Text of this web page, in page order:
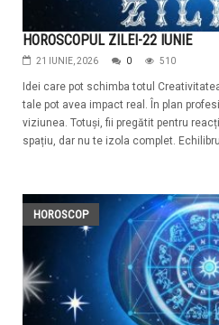
HOROSCOPUL ZILEI-22 IUNIE
21 IUNIE, 2026 0 510
Idei care pot schimba totul
tale pot avea impact real. În plan
viziunea. Totuși, fii pregătit pentru
spațiu, dar nu te izola complet.
HOROSCOP